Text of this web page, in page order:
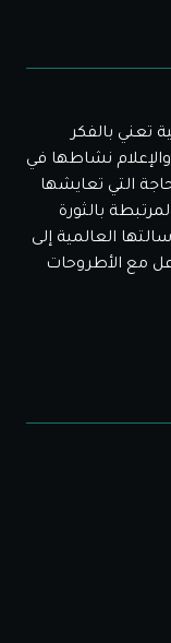
تعني بالفكر
والإعلام نشاطها في
الحاجة التي تعايشها
بالثورة
العالمية إلى
مع الأطروحات